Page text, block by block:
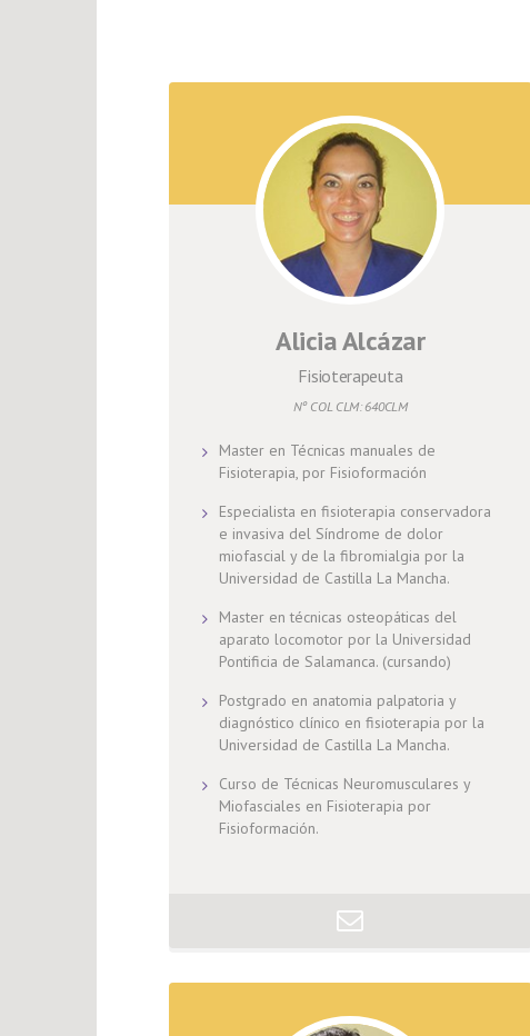
Alicia Alcázar
Fisioterapeuta
Nº COL CLM: 640CLM
Master en Técnicas manuales de
Fisioterapia, por Fisioformación
Especialista en fisioterapia conservadora
e invasiva del Síndrome de dolor
miofascial y de la fibromialgia por la
Universidad de Castilla La Mancha.
Master en técnicas osteopáticas del
aparato locomotor por la Universidad
Pontificia de Salamanca. (cursando)
Postgrado en anatomia palpatoria y
diagnóstico clínico en fisioterapia por la
Universidad de Castilla La Mancha.
Curso de Técnicas Neuromusculares y
Miofasciales en Fisioterapia por
Fisioformación.